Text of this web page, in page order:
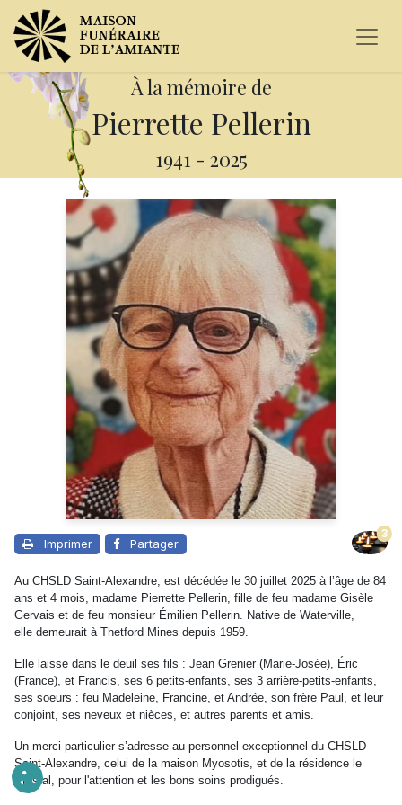
À la mémoire de
Pierrette Pellerin
1941 - 2025
Imprimer Partager
3
Au CHSLD Saint-Alexandre, est décédée le 30 juillet 2025 à l’âge de 84
ans et 4 mois, madame Pierrette Pellerin, fille de feu madame Gisèle
Gervais et de feu monsieur Émilien Pellerin. Native de Waterville,
elle demeurait à Thetford Mines depuis 1959.
Elle laisse dans le deuil ses fils : Jean Grenier (Marie-Josée), Éric
(France), et Francis, ses 6 petits-enfants, ses 3 arrière-petits-enfants,
ses soeurs : feu Madeleine, Francine, et Andrée, son frère Paul, et leur
conjoint, ses neveux et nièces, et autres parents et amis.
Un merci particulier s’adresse au personnel exceptionnel du CHSLD
Saint-Alexandre, celui de la maison Myosotis, et de la résidence le
Crystal, pour l'attention et les bons soins prodigués.